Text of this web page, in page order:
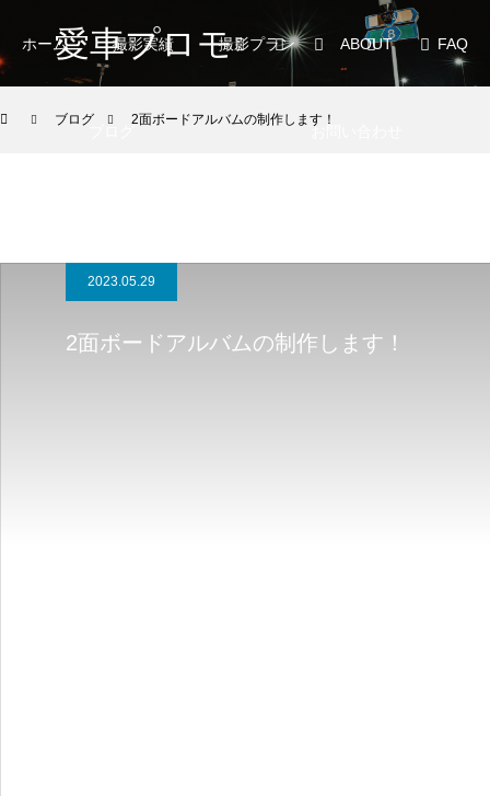
愛車プロモ
ホーム 撮影実績 撮影プラン ABOUT FAQ
お問い合わせ
ブログ 2面ボードアルバムの制作します！
2023.05.29
2面ボードアルバムの制作します！